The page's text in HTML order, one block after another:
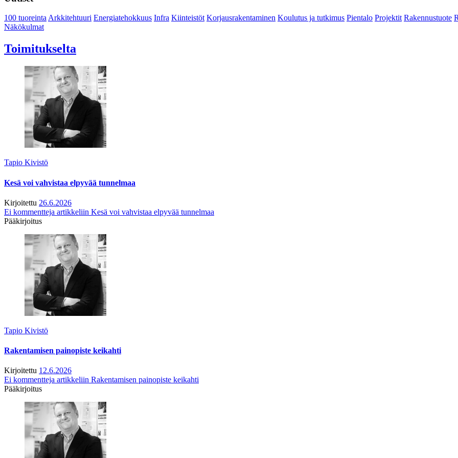
100 tuoreintaArkkitehtuuri Energiatehokkuus Infra Kiinteistöt Korjausrakentaminen Koulutus ja tutkimus Pientalo Projektit Rakennustuote
Näkökulmat
Toimitukselta
Tapio Kivistö
Kesä voi vahvistaa elpyvää tunnelmaa
Kirjoitettu 26.6.2026
Ei kommentteja artikkeliin Kesä voi vahvistaa elpyvää tunnelmaa
Pääkirjoitus
Tapio Kivistö
Rakentamisen painopiste keikahti
Kirjoitettu 12.6.2026
Ei kommentteja artikkeliin Rakentamisen painopiste keikahti
Pääkirjoitus